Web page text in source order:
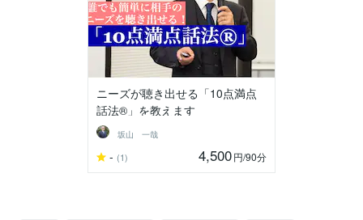
ニーズが聴き出せる「10点満点
話法®︎」を教えます
坂山 一哉
- (1) 4,500円/90分